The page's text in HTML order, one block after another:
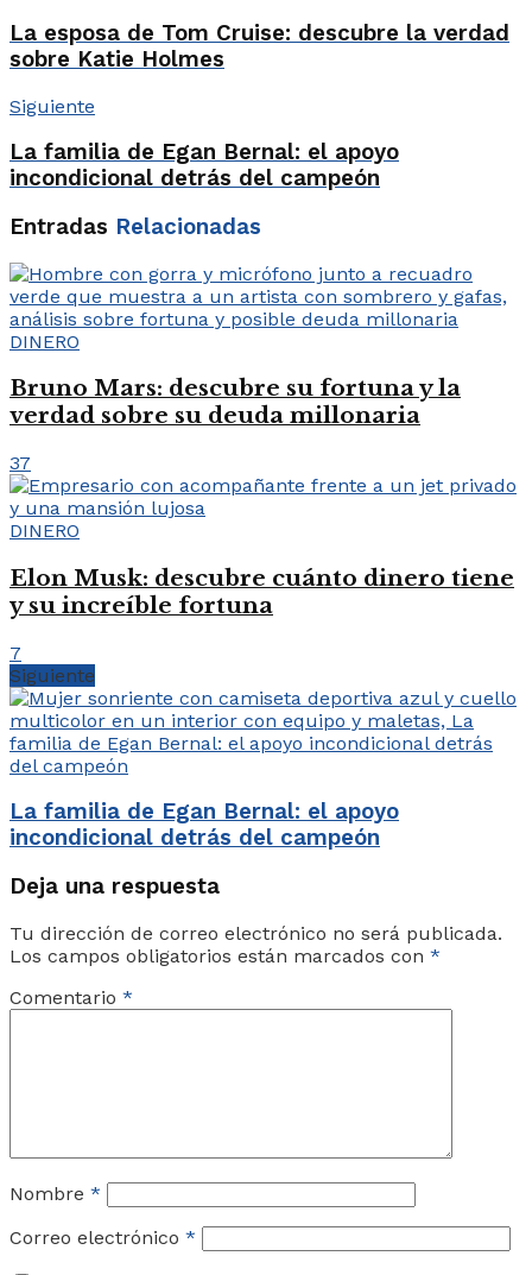
La esposa de Tom Cruise: descubre la verdad
sobre Katie Holmes
Siguiente
La familia de Egan Bernal: el apoyo
incondicional detrás del campeón
Entradas Relacionadas
DINERO
Bruno Mars: descubre su fortuna y la
verdad sobre su deuda millonaria
37
DINERO
Elon Musk: descubre cuánto dinero tiene
y su increíble fortuna
7
Siguiente
La familia de Egan Bernal: el apoyo
incondicional detrás del campeón
Deja una respuesta
Tu dirección de correo electrónico no será publicada.
Los campos obligatorios están marcados con *
Comentario *
Nombre *
Correo electrónico *